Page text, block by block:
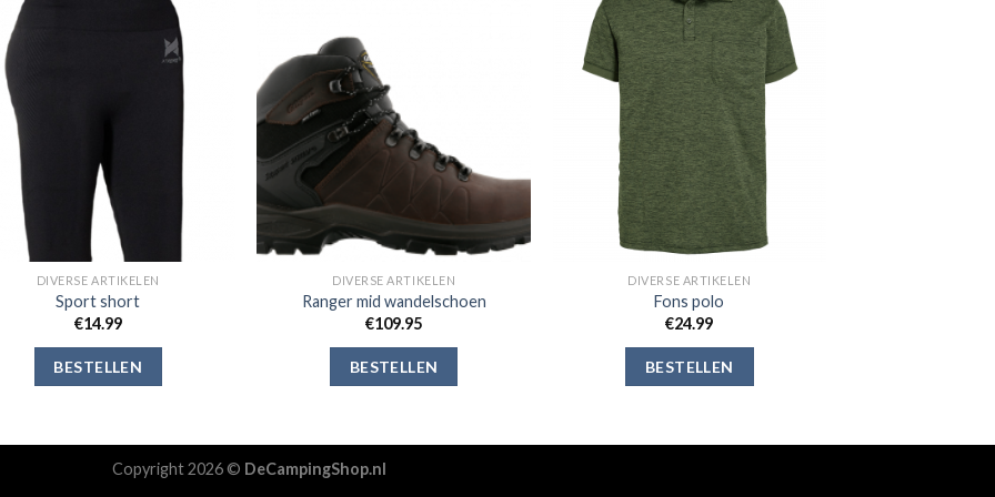
Toevoegen
aan
verlanglijst
DIVERSE ARTIKELEN
Sport short
€14.99
BESTELLEN
DIVERSE ARTIKELEN
Ranger mid wandelschoen
€109.95
BESTELLEN
Toevoegen
aan
verlanglijst
DIVERSE ARTIKELEN
Fons polo
€24.99
BESTELLEN
Copyright 2026 © DeCampingShop.nl